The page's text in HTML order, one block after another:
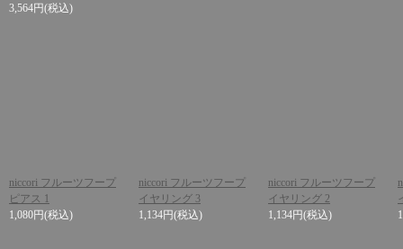
3,564円(税込)
niccori フルーツフープ
ピアス 1
1,080円(税込)
niccori フルーツフープ
イヤリング 3
1,134円(税込)
niccori フルーツフープ
イヤリング 2
1,134円(税込)